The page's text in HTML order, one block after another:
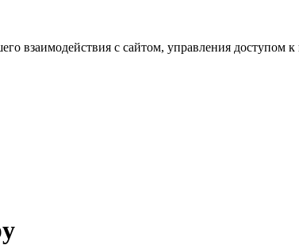
взаимодействия с сайтом, управления доступом